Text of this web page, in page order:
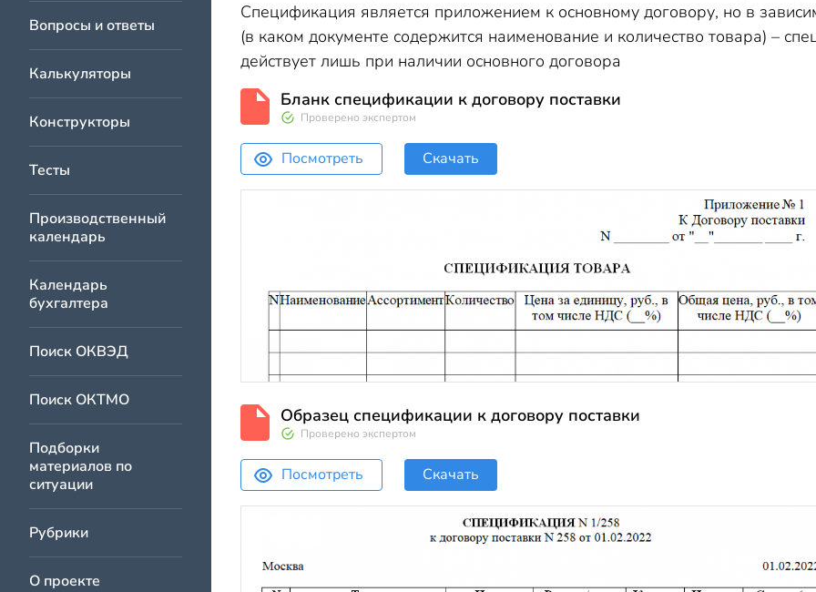
Вопросы и ответы
Калькуляторы
Конструкторы
Тесты
Производственный
календарь
Календарь
бухгалтера
Поиск ОКВЭД
Поиск ОКТМО
Подборки
материалов по
ситуации
Рубрики
О проекте
Спецификация является приложением к основному договору, но в
(в каком документе содержится наименование и количество товара) –
действует лишь при наличии основного договора
Бланк спецификации к договору поставки
Проверено экспертом
Посмотреть Скачать
Образец спецификации к договору поставки
Проверено экспертом
Посмотреть Скачать